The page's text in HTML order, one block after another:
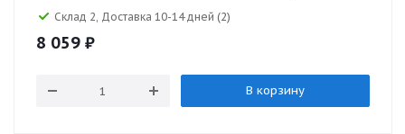
Склад 2, Доставка 10-14 дней (2)
8 059 ₽
В корзину